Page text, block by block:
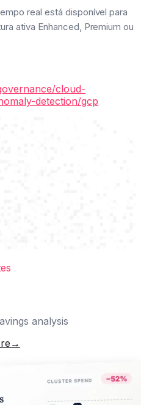
real está disponível para
ativa Enhanced, Premium ou
cloud-
detection/gcp
analysis
→